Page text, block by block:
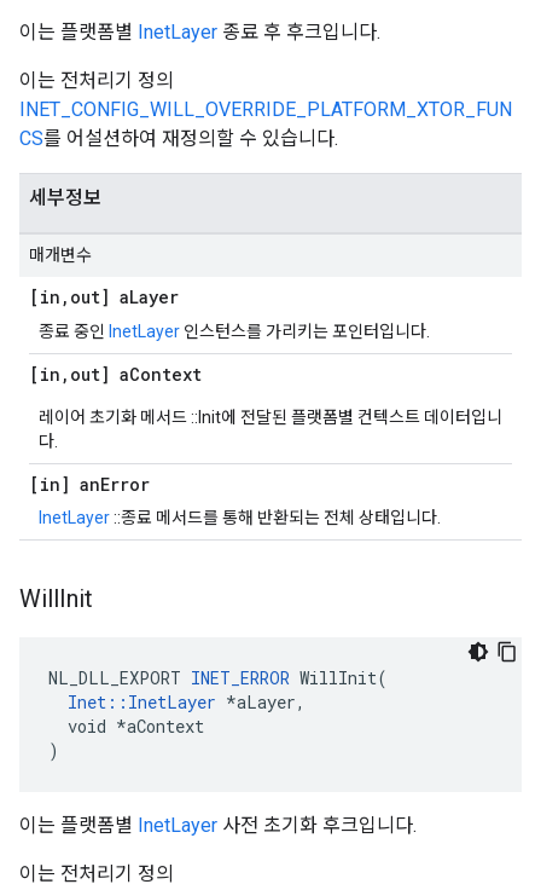
이는 플랫폼별 InetLayer 종료 후 후크입니다.
이는 전처리기 정의
INET_CONFIG_WILL_OVERRIDE_PLATFORM_XTOR_FUN
CS를 어설션하여 재정의할 수 있습니다.
세부정보
매개변수
[in , out] aLayer
종료 중인 InetLayer 인스턴스를 가리키는 포인터입니다.
[in , out] aContext
레이어 초기화 메서드 ::Init에 전달된 플랫폼별 컨텍스트 데이터입니
다.
[in] anError
InetLayer::종료 메서드를 통해 반환되는 전체 상태입니다.
WillInit
NL_DLL_EXPORT INET_ERROR WillInit(
Inet::InetLayer *aLayer,
  void *aContext
)
이는 플랫폼별 InetLayer 사전 초기화 후크입니다.
이는 전처리기 정의